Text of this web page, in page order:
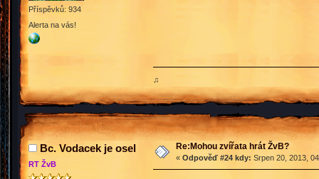
Příspěvků: 934
Alerta na vás!
♫
Bc. Vodacek je osel
RT ŽvB
Re:Mohou zvířata hrát ŽvB?
« Odpověď #24 kdy: Srpen 20, 2013,